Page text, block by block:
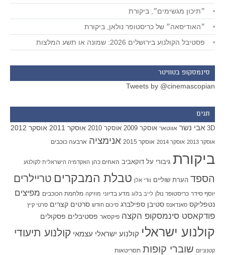
״תיכון מגשימים״, ביקורת
״האודיסאה״ של כריסטופר נולאן, ביקורת
פסטיבל הקולנוע בירושלים 2026: שמונה או תשע המלצות
סינמסקופ בטוויטר
Tweets by @cinemascopian
תגים
3D אבי נשר אווטאר אוסקר 2009 אוסקר 2010 אוסקר 2011 אוסקר 2012
אוסקר 2013 אוסקר 2014 אוסקר 2015 אנימציה ארבעה כוכבים
ביקורת גיבורי על דוקאביב האחים כהן האקדמיה הישראלית לקולנוע
הספד הערת שוליים וודי אלן טבלת המבקרים טריילרים
יוסף סידר כריסטופר נולן לייב בלוג מדע בדיוני מוזיקה מלחמת הכוכבים מפיצים
נטפליקס סאנדאנס סטיבן ספילברג סיכום חודש סרטים קצרים סרטי קיץ
פודקאסט סינמסקופ הקצה פיקסאר פסטיבלים פסקולים
קולנוע ישראלי קולנוע ישראלי עצמאי קולנוע תיעודי
קטנוניזם שוברי קופות תסריטאות